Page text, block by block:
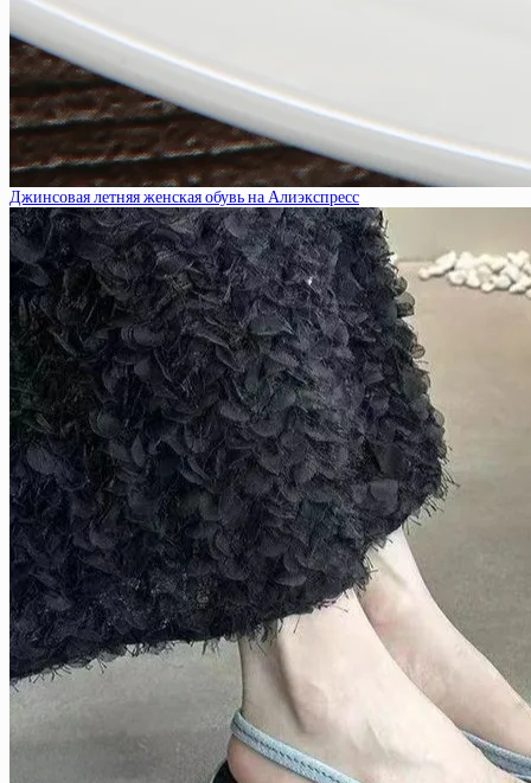
Джинсовая летняя женская обувь на Алиэкспресс